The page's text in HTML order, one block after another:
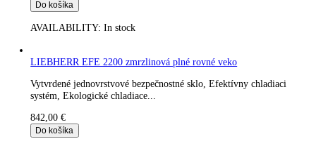
Zobrazuje sa všetkych 6 výsledkov
Filtrovať
LIEBHERR EFE 1500 zmrzlinová plné rovné veko
Vytvrdené jednovrstvové bezpečnostné sklo, Efektívny
systém, Ekologické chladiace...